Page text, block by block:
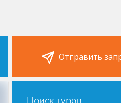
Отправить
Поиск туров